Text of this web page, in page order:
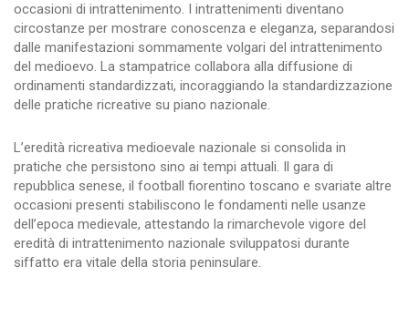
occasioni di intrattenimento. I intrattenimenti diventano
circostanze per mostrare conoscenza e eleganza, separandosi
dalle manifestazioni sommamente volgari del intrattenimento
del medioevo. La stampatrice collabora alla diffusione di
ordinamenti standardizzati, incoraggiando la standardizzazione
delle pratiche ricreative su piano nazionale.
L’eredità ricreativa medioevale nazionale si consolida in
pratiche che persistono sino ai tempi attuali. Il gara di
repubblica senese, il football fiorentino toscano e svariate altre
occasioni presenti stabiliscono le fondamenti nelle usanze
dell’epoca medievale, attestando la rimarchevole vigore del
eredità di intrattenimento nazionale sviluppatosi durante
siffatto era vitale della storia peninsulare.